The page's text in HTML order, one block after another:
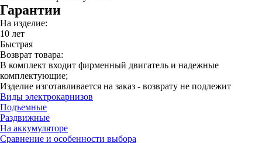
Гарантии
На изделие:
10 лет
Быстрая
Возврат товара:
В комплект входит фирменный двигатель и надежные
комплектующие;
Изделие изготавливается на заказ - возврату не подлежит
Виды электрокарнизов
Подъемные
Раздвижные
На аккумуляторе
Сравнение и особенности выбора